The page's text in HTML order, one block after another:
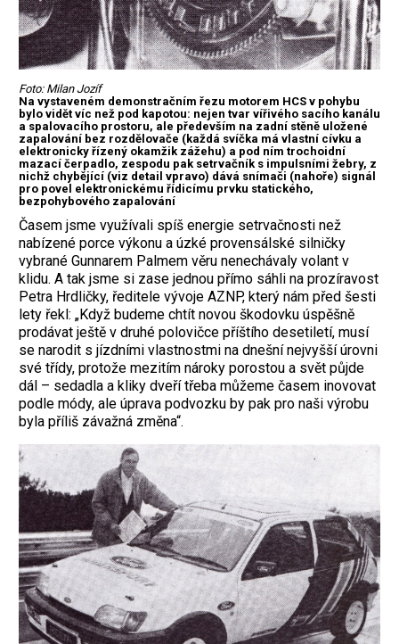
Foto: Milan Jozíf
Na vystaveném demonstračním řezu motorem HCS v pohybu
bylo vidět víc než pod kapotou: nejen tvar vířivého sacího kanálu
a spalovacího prostoru, ale především na zadní stěně uložené
zapalování bez rozdělovače (každá svíčka má vlastní cívku a
elektronicky řízený okamžik zážehu) a pod ním trochoidní
mazací čerpadlo, zespodu pak setrvačník s impulsními žebry, z
nichž chybějící (viz detail vpravo) dává snímači (nahoře) signál
pro povel elektronickému řídicímu prvku statického,
bezpohybového zapalování
Časem jsme využívali spíš energie setrvačnosti než
nabízené porce výkonu a úzké provensálské silničky
vybrané Gunnarem Palmem věru nenechávaly volant v
klidu. A tak jsme si zase jednou přímo sáhli na prozíravost
Petra Hrdličky, ředitele vývoje AZNP, který nám před šesti
lety řekl: „Když budeme chtít novou škodovku úspěšně
prodávat ještě v druhé polovičce příštího desetiletí, musí
se narodit s jízdními vlastnostmi na dnešní nejvyšší úrovni
své třídy, protože mezitím nároky porostou a svět půjde
dál – sedadla a kliky dveří třeba můžeme časem inovovat
podle módy, ale úprava podvozku by pak pro naši výrobu
byla příliš závažná změna“.